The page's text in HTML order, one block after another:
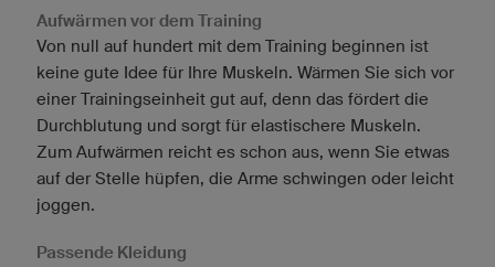
Aufwärmen vor dem Training
Von null auf hundert mit dem Training beginnen ist
keine gute Idee für Ihre Muskeln. Wärmen Sie sich vor
einer Trainingseinheit gut auf, denn das fördert die
Durchblutung und sorgt für elastischere Muskeln.
Zum Aufwärmen reicht es schon aus, wenn Sie etwas
auf der Stelle hüpfen, die Arme schwingen oder leicht
joggen.
Passende Kleidung